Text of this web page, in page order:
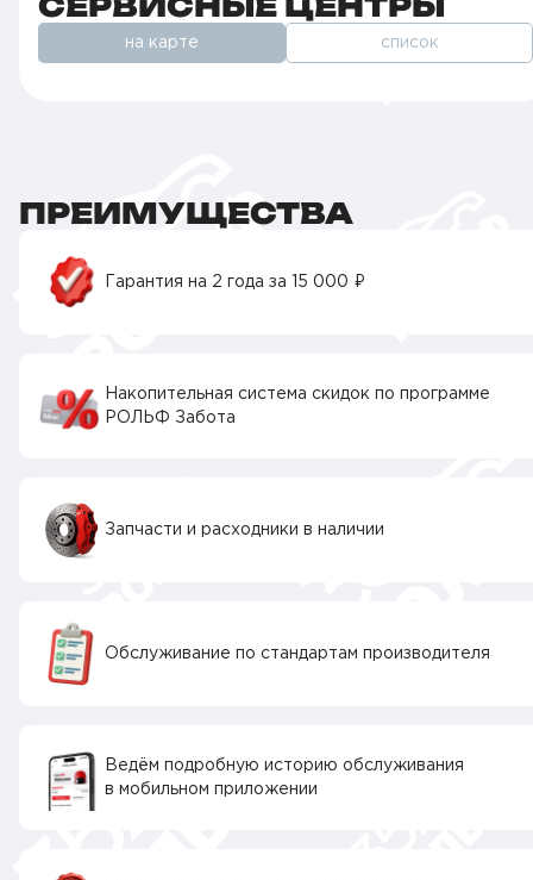
на карте список
ПРЕИМУЩЕСТВА
Гарантия на 2 года за 15 000 ₽
Накопительная система скидок по программе
РОЛЬФ Забота
Запчасти и расходники в наличии
Обслуживание по стандартам производителя
Ведём подробную историю обслуживания
в мобильном приложении